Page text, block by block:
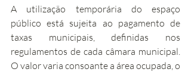
A utilização temporária do espaço
público está sujeita ao pagamento de
taxas municipais, definidas nos
regulamentos de cada câmara municipal.
O valor varia consoante a área ocupada, o